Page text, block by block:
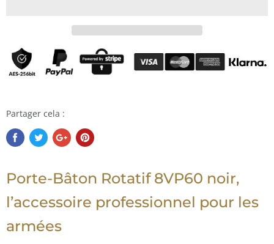
Partager cela :
Porte-Bâton Rotatif 8VP60 noir,
l’accessoire professionnel pour les
armées